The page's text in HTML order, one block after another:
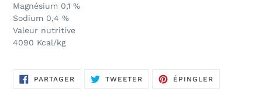
Magnésium 0,1 %
Sodium 0,4 %
Valeur nutritive
4090 Kcal/kg
PARTAGERPARTAGER
SUR
TWEETER TWEETERÉPINGLER